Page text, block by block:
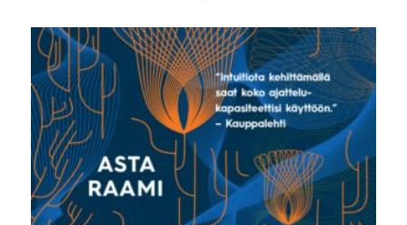
oli:
30,00 €.
on:
25,00 €.